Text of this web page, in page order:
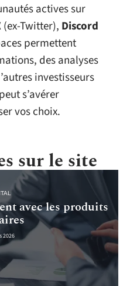
actives sur
(ex-Twitter), Discord
permettent
des analyses
investisseurs
s’avérer
vos choix.
sur le site
avec les produits
2026